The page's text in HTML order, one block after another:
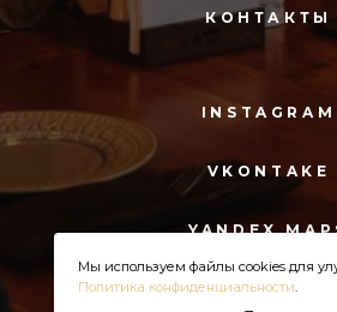
КОНТАКТЫ
INSTAGRAM
VKONTAKE
YANDEX
Мы используем файлы cookies для
Политика конфиденциальности.